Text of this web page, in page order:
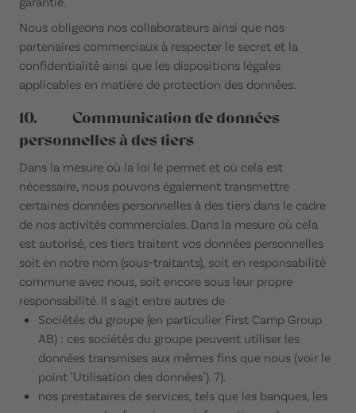
Nous obligeons nos collaborateurs ainsi que nos
partenaires commerciaux à respecter le secret et la
confidentialité ainsi que les dispositions légales
applicables en matière de protection des données.
10. Communication de données
personnelles à des tiers
Dans la mesure où la loi le permet et où cela est
nécessaire, nous pouvons également transmettre
certaines données personnelles à des tiers dans le cadre
de nos activités commerciales. Dans la mesure où cela
est autorisé, ces tiers traitent vos données personnelles
soit en notre nom (sous-traitants), soit en responsabilité
commune avec nous, soit encore sous leur propre
responsabilité. Il s'agit entre autres de
Sociétés du groupe (en particulier First Camp Group
AB) : ces sociétés du groupe peuvent utiliser les
données transmises aux mêmes fins que nous (voir le
point "Utilisation des données"). 7).
nos prestataires de services, tels que les banques, les